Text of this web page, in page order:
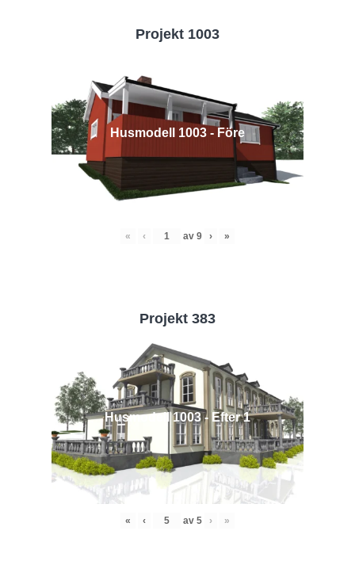
Projekt 1003
Husmodell 1003 - Före
« ‹ av 9 › »
Projekt 383
Husmodell 1003 - Efter 1
« ‹ av 5 › »